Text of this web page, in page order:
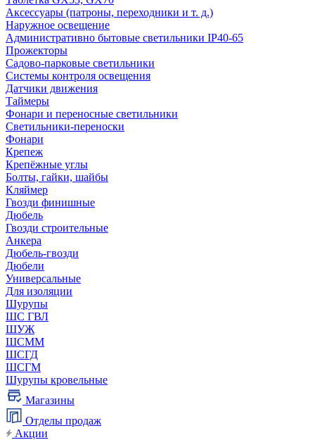
Аксессуары (патроны, переходники и т. д.)
Наружное освещение
Административно бытовые светильники IP40-65
Прожекторы
Садово-парковые светильники
Системы контроля освещения
Датчики движения
Таймеры
Фонари и переносные светильники
Светильники-переноски
Фонари
Крепеж
Крепёжные углы
Болты, гайки, шайбы
Кляймер
Гвозди финишные
Дюбель
Гвозди строительные
Анкера
Дюбель-гвозди
Дюбели
Универсальные
Для изоляции
Шурупы
ШС ГВЛ
ШУЖ
ШСММ
ШСГД
ШСГМ
Шурупы кровельные
Магазины
Отделы продаж
Акции